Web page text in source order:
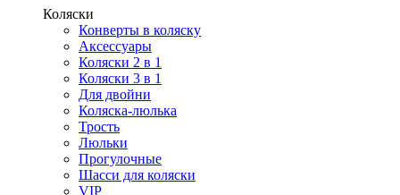
Коляски
Конверты в коляску
Аксессуары
Коляски 2 в 1
Коляски 3 в 1
Для двойни
Коляска-люлька
Трость
Люльки
Прогулочные
Шасси для коляски
VIP